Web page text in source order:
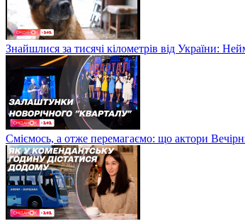
Знайшлися за тисячі кілометрів від України:
Сміємось, а отже перемагаємо: що актори